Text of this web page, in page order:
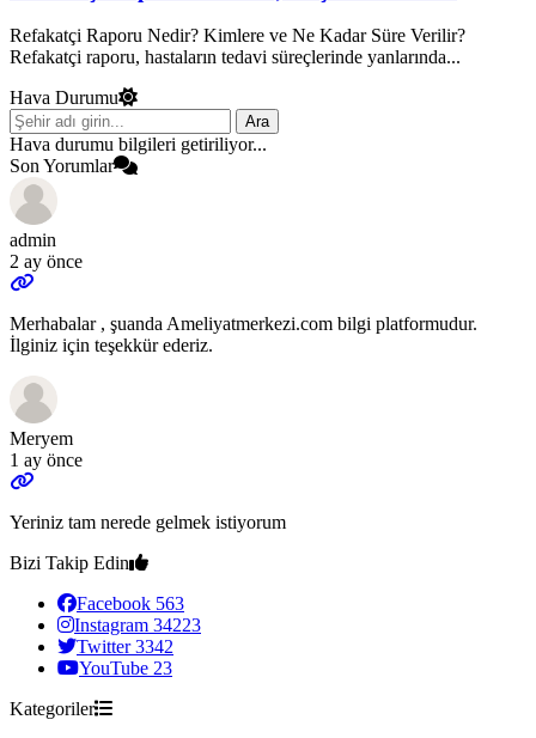
Refakatçi Raporu Nedir? Kimlere ve Ne Kadar Süre Verilir?
Refakatçi raporu, hastaların tedavi süreçlerinde yanlarında...
Hava Durumu
Ara
Hava durumu bilgileri getiriliyor...
Son Yorumlar
admin
2 ay önce
Merhabalar , şuanda Ameliyatmerkezi.com bilgi platformudur.
İlginiz için teşekkür ederiz.
Meryem
1 ay önce
Yeriniz tam nerede gelmek istiyorum
Bizi Takip Edin
Facebook 563
Instagram 34223
Twitter 3342
YouTube 23
Kategoriler